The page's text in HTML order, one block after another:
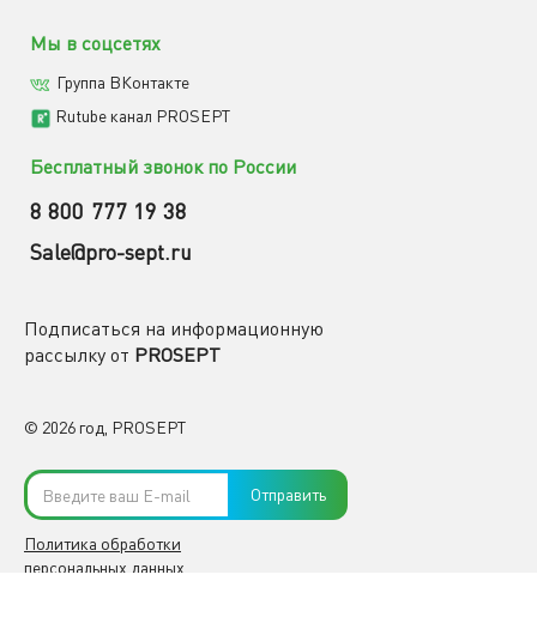
Мы в соцсетях
Группа ВКонтакте
Rutube канал PROSEPT
Бесплатный звонок по России
8 800 777 19 38
Sale@pro-sept.ru
Подписаться на информационную
рассылку от PROSEPT
© 2026 год, PROSEPT
Отправить
Политика обработки
персональных данных